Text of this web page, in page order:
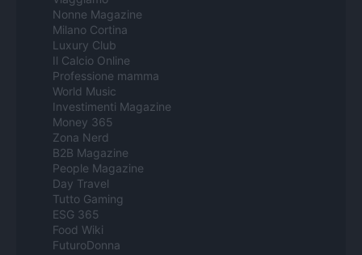
Nonne Magazine
Milano Cortina
Luxury Club
Il Calcio Online
Professione mamma
World Music
Investimenti Magazine
Money 365
Zona Nerd
B2B Magazine
People Magazine
Day Travel
Tutto Gaming
ESG 365
Food Wiki
FuturoDonna